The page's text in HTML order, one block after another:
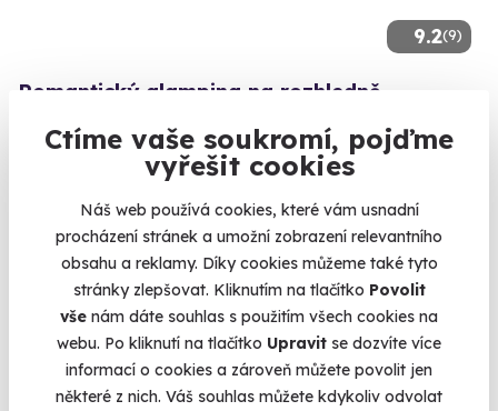
Ctíme vaše soukromí, pojďme
vyřešit cookies
Náš web používá cookies, které vám usnadní
procházení stránek a umožní zobrazení relevantního
obsahu a reklamy. Díky cookies můžeme také tyto
stránky zlepšovat. Kliknutím na tlačítko Povolit
vše nám dáte souhlas s použitím všech cookies na
webu. Po kliknutí na tlačítko Upravit se dozvíte více
informací o cookies a zároveň můžete povolit jen
některé z nich. Váš souhlas můžete kdykoliv odvolat
9.2(9)
Romantický glamping na rozhledně
Nalezněte odpočinek na unikátní glampingové rozhledně nad
korunami stromů s výhledem na Ještěd
Křižany (Liberec)
6 190 Kč
Zobrazit zážitky na mapě
Že se dárky pro chlapy vybírají nejhůř? Ale kdeže. Vyberte